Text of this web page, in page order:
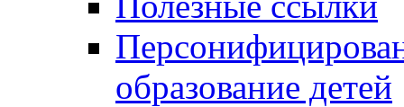
образование детей